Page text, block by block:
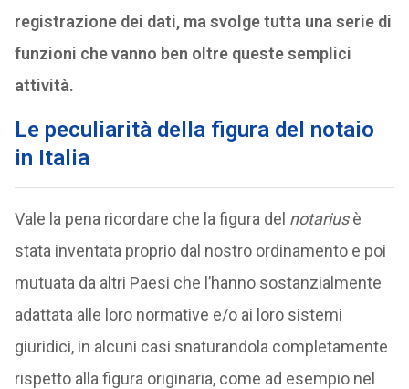
registrazione dei dati, ma svolge tutta una serie di
funzioni che vanno ben oltre queste semplici
attività.
Le peculiarità della figura del notaio
in Italia
Vale la pena ricordare che la figura del notariusè
stata inventata proprio dal nostro ordinamento e poi
mutuata da altri Paesi che l’hanno sostanzialmente
adattata alle loro normative e/o ai loro sistemi
giuridici, in alcuni casi snaturandola completamente
rispetto alla figura originaria, come ad esempio nel